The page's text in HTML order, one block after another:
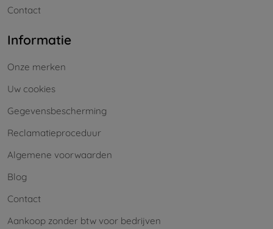
Contact
Informatie
Onze merken
Uw cookies
Gegevensbescherming
Reclamatieproceduur
Algemene voorwaarden
Blog
Contact
Aankoop zonder btw voor bedrijven